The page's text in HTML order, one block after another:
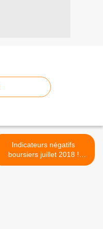
Indicateurs négatifs
boursiers juillet 2018 !
atttention risque méga